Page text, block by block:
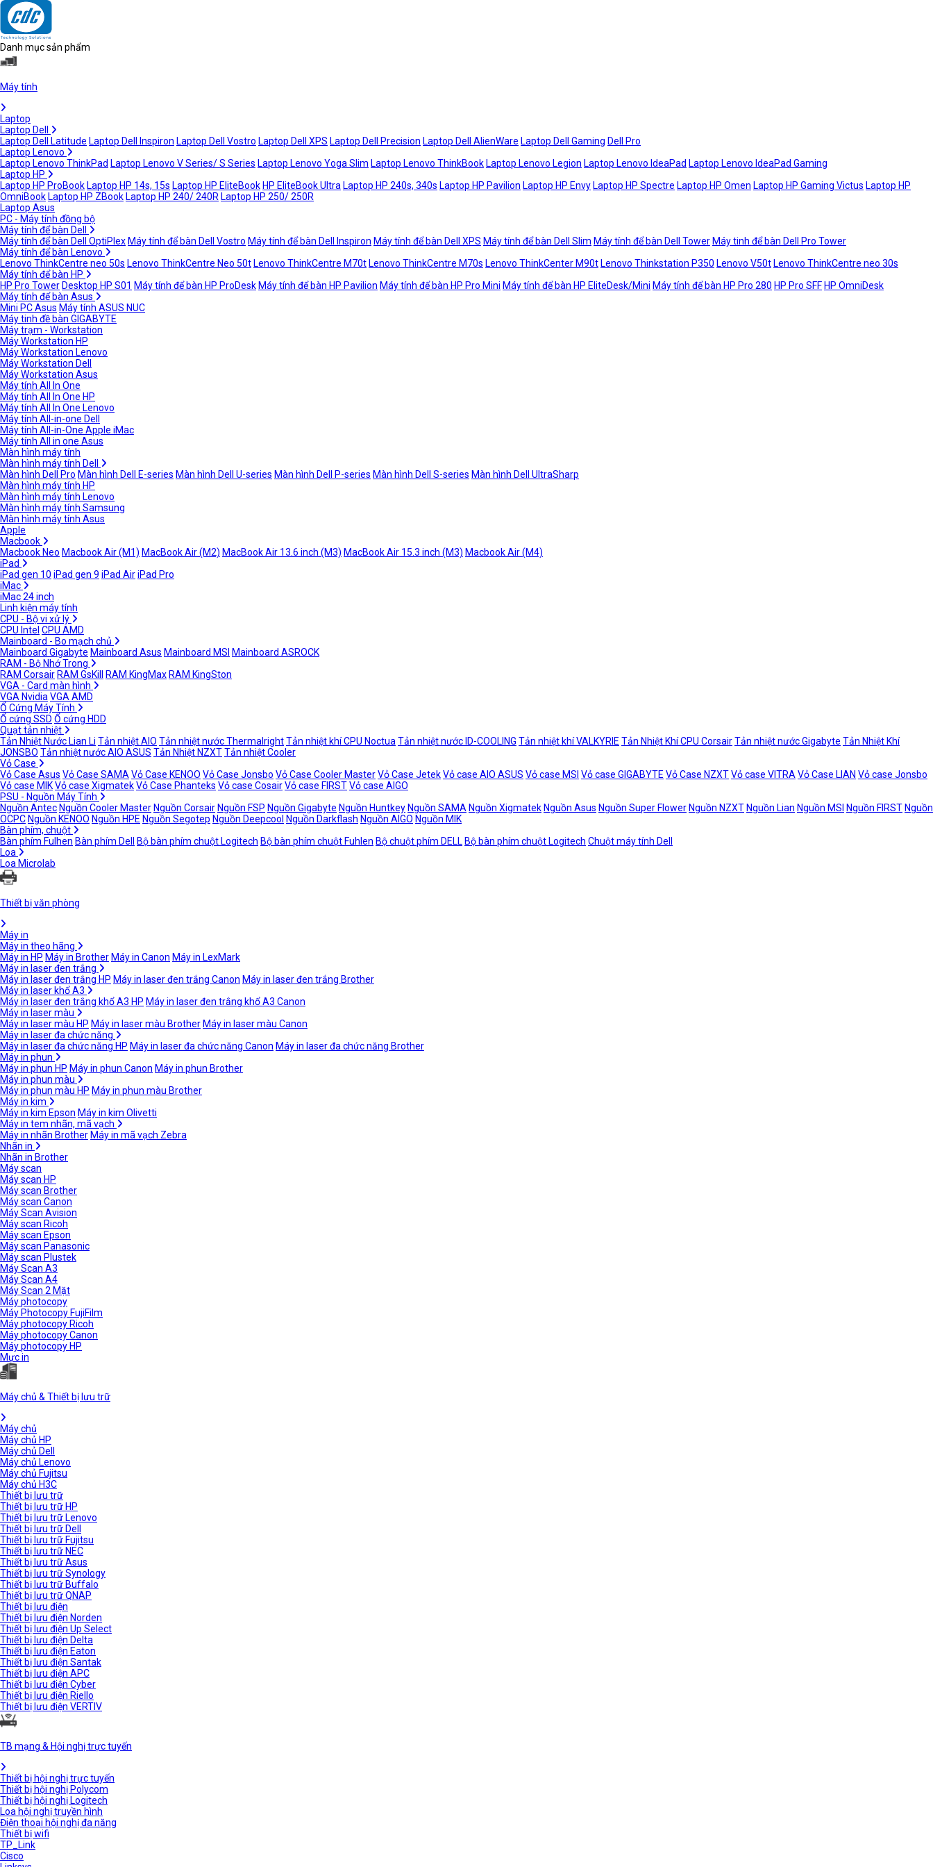
Danh mục sản phẩm
Máy tính
Laptop
Laptop Dell
Laptop Dell Latitude Laptop Dell Inspiron Laptop Dell Vostro Laptop Dell XPS Laptop Dell Precision Laptop Dell AlienWare Laptop Dell Gaming Dell Pro
Laptop Lenovo
Laptop Lenovo ThinkPad Laptop Lenovo V Series/ S Series Laptop Lenovo Yoga Slim Laptop Lenovo ThinkBook Laptop Lenovo Legion Laptop Lenovo IdeaPad Laptop Lenovo IdeaPad Gaming
Laptop HP
Laptop HP ProBook Laptop HP 14s, 15s Laptop HP EliteBook HP EliteBook Ultra Laptop HP 240s, 340s Laptop HP Pavilion Laptop HP Envy Laptop HP Spectre Laptop HP Omen Laptop HP Gaming Victus Laptop HP
OmniBook Laptop HP ZBook Laptop HP 240/ 240R Laptop HP 250/ 250R
Laptop Asus
PC - Máy tính đồng bộ
Máy tính để bàn Dell
Máy tính để bàn Dell OptiPlex Máy tính để bàn Dell Vostro Máy tính để bàn Dell Inspiron Máy tính để bàn Dell XPS Máy tính để bàn Dell Slim Máy tính để bàn Dell Tower Máy tinh để bàn Dell Pro Tower
Máy tính để bàn Lenovo
Lenovo ThinkCentre neo 50s Lenovo ThinkCentre Neo 50t Lenovo ThinkCentre M70t Lenovo ThinkCentre M70s Lenovo ThinkCenter M90t Lenovo Thinkstation P350 Lenovo V50t Lenovo ThinkCentre neo 30s
Máy tính để bàn HP
HP Pro Tower Desktop HP S01 Máy tính để bàn HP ProDesk Máy tính để bàn HP Pavilion Máy tính để bàn HP Pro Mini Máy tính để bàn HP EliteDesk/Mini Máy tính để bàn HP Pro 280 HP Pro SFF HP OmniDesk
Máy tính để bàn Asus
Mini PC Asus Máy tính ASUS NUC
Máy tinh đề bàn GIGABYTE
Máy trạm - Workstation
Máy Workstation HP
Máy Workstation Lenovo
Máy Workstation Dell
Máy Workstation Asus
Máy tính All In One
Máy tính All In One HP
Máy tính All In One Lenovo
Máy tính All-in-one Dell
Máy tính All-in-One Apple iMac
Máy tính All in one Asus
Màn hình máy tính
Màn hình máy tính Dell
Màn hình Dell Pro Màn hình Dell E-series Màn hình Dell U-series Màn hình Dell P-series Màn hình Dell S-series Màn hình Dell UltraSharp
Màn hình máy tính HP
Màn hình máy tính Lenovo
Màn hình máy tính Samsung
Màn hình máy tính Asus
Apple
Macbook
Macbook Neo Macbook Air (M1) MacBook Air (M2) MacBook Air 13.6 inch (M3) MacBook Air 15.3 inch (M3) Macbook Air (M4)
iPad
iPad gen 10 iPad gen 9 iPad AiriPad Pro
iMac
iMac 24 inch
Linh kiện máy tính
CPU - Bộ vi xử lý
CPU Intel CPU AMD
Mainboard - Bo mạch chủ
Mainboard Gigabyte Mainboard Asus Mainboard MSI Mainboard ASROCK
RAM - Bộ Nhớ Trong
RAM Corsair RAM GsKill RAM KingMax RAM KingSton
VGA - Card màn hình
VGA Nvidia VGA AMD
Ổ Cứng Máy Tính
Ổ cứng SSD Ổ cứng HDD
Quạt tản nhiệt
Tản Nhiệt Nước Lian Li Tản nhiệt AIO Tản nhiệt nước ThermalrightTản nhiệt khí CPU Noctua Tản nhiệt nước ID-COOLING Tản nhiệt khí VALKYRIE Tản Nhiệt Khí CPU CorsairTản nhiệt nước Gigabyte Tản Nhiệt Khí
JONSBO Tản nhiệt nước AIO ASUS Tản Nhiệt NZXTTản nhiệt Cooler
Vỏ Case
Vỏ Case Asus Vỏ Case SAMA Vỏ Case KENOO Vỏ Case Jonsbo Vỏ Case Cooler MasterVỏ Case JetekVỏ case AIO ASUS Vỏ case MSI Vỏ case GIGABYTE Vỏ Case NZXTVỏ case VITRA Vỏ Case LIAN Vỏ case Jonsbo
Vỏ case MIKVỏ case XigmatekVỏ Case Phanteks Vỏ case CosairVỏ case FIRSTVỏ case AIGO
PSU - Nguồn Máy Tính
Nguồn Antec Nguồn Cooler Master Nguồn Corsair Nguồn FSP Nguồn Gigabyte Nguồn Huntkey Nguồn SAMA Nguồn Xigmatek Nguồn Asus Nguồn Super Flower Nguồn NZXT Nguồn Lian Nguồn MSI Nguồn FIRST Nguồn
OCPC Nguồn KENOO Nguồn HPE Nguồn Segotep Nguồn Deepcool Nguồn Darkflash Nguồn AIGO Nguồn MIK
Bàn phím, chuột
Bàn phím Fulhen Bàn phím Dell Bộ bàn phím chuột Logitech Bộ bàn phím chuột Fuhlen Bộ chuột phím DELL Bộ bàn phím chuột Logitech Chuột máy tính Dell
Loa
Loa Microlab
Thiết bị văn phòng
Máy in
Máy in theo hãng
Máy in HP Máy in Brother Máy in Canon Máy in LexMark
Máy in laser đen trắng
Máy in laser đen trắng HP Máy in laser đen trắng Canon Máy in laser đen trắng Brother
Máy in laser khổ A3
Máy in laser đen trắng khổ A3 HP Máy in laser đen trắng khổ A3 Canon
Máy in laser màu
Máy in laser màu HP Máy in laser màu Brother Máy in laser màu Canon
Máy in laser đa chức năng
Máy in laser đa chức năng HP Máy in laser đa chức năng Canon Máy in laser đa chức năng Brother
Máy in phun
Máy in phun HP Máy in phun Canon Máy in phun Brother
Máy in phun màu
Máy in phun màu HP Máy in phun màu Brother
Máy in kim
Máy in kim Epson Máy in kim Olivetti
Máy in tem nhãn, mã vạch
Máy in nhãn Brother Máy in mã vạch Zebra
Nhãn in
Nhãn in Brother
Máy scan
Máy scan HP
Máy scan Brother
Máy scan Canon
Máy Scan Avision
Máy scan Ricoh
Máy scan Epson
Máy scan Panasonic
Máy scan Plustek
Máy Scan A3
Máy Scan A4
Máy Scan 2 Mặt
Máy photocopy
Máy Photocopy FujiFilm
Máy photocopy Ricoh
Máy photocopy Canon
Máy photocopy HP
Mực in
Máy chủ & Thiết bị lưu trữ
Máy chủ
Máy chủ HP
Máy chủ Dell
Máy chủ Lenovo
Máy chủ Fujitsu
Máy chủ H3C
Thiết bị lưu trữ
Thiết bị lưu trữ HP
Thiết bị lưu trữ Lenovo
Thiết bị lưu trữ Dell
Thiết bị lưu trữ Fujitsu
Thiết bị lưu trữ NEC
Thiết bị lưu trữ Asus
Thiết bị lưu trữ Synology
Thiết bị lưu trữ Buffalo
Thiết bị lưu trữ QNAP
Thiết bị lưu điện
Thiết bị lưu điện Norden
Thiết bị lưu điện Up Select
Thiết bị lưu điện Delta
Thiết bị lưu điện Eaton
Thiết bị lưu điện Santak
Thiết bị lưu điện APC
Thiết bị lưu điện Cyber
Thiết bị lưu điện Riello
Thiết bị lưu điện VERTIV
TB mạng & Hội nghị trực tuyến
Thiết bị hội nghị trực tuyến
Thiết bị hội nghị Polycom
Thiết bị hội nghị Logitech
Loa hội nghị truyền hình
Điện thoại hội nghị đa năng
Thiết bị wifi
TP_Link
Cisco